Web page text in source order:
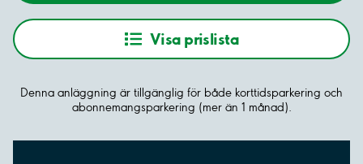
Visa prislista
Denna anläggning är tillgänglig för både korttidsparkering och
abonnemangsparkering (mer än 1 månad).